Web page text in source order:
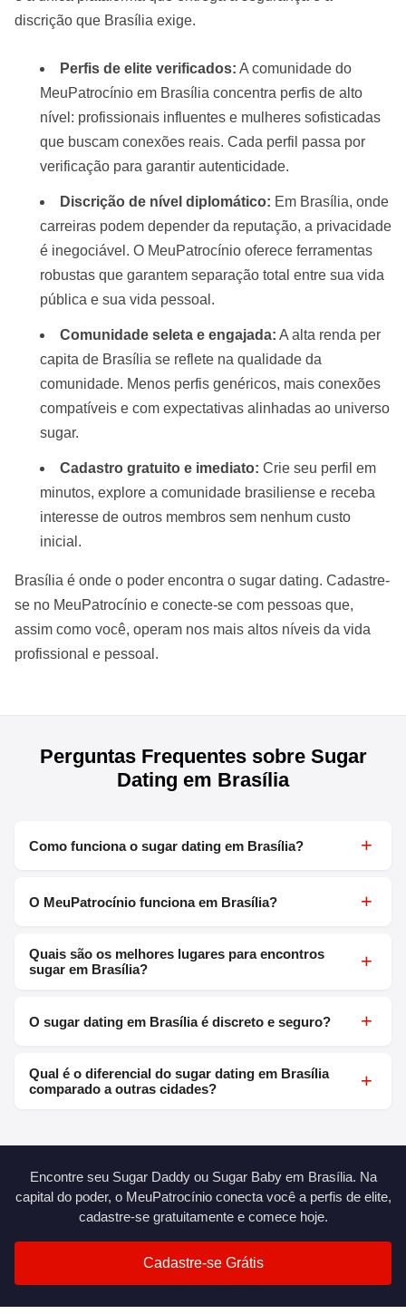
discrição que Brasília exige.
Perfis de elite verificados: A comunidade do
MeuPatrocínio em Brasília concentra perfis de alto
nível: profissionais influentes e mulheres sofisticadas
que buscam conexões reais. Cada perfil passa por
verificação para garantir autenticidade.
Discrição de nível diplomático: Em Brasília, onde
carreiras podem depender da reputação, a privacidade
é inegociável. O MeuPatrocínio oferece ferramentas
robustas que garantem separação total entre sua vida
pública e sua vida pessoal.
Comunidade seleta e engajada: A alta renda per
capita de Brasília se reflete na qualidade da
comunidade. Menos perfis genéricos, mais conexões
compatíveis e com expectativas alinhadas ao universo
sugar.
Cadastro gratuito e imediato: Crie seu perfil em
minutos, explore a comunidade brasiliense e receba
interesse de outros membros sem nenhum custo
inicial.
Brasília é onde o poder encontra o sugar dating. Cadastre-
se no MeuPatrocínio e conecte-se com pessoas que,
assim como você, operam nos mais altos níveis da vida
profissional e pessoal.
Perguntas Frequentes sobre Sugar
Dating em Brasília
Como funciona o sugar dating em Brasília? +
O MeuPatrocínio funciona em Brasília? +
Quais são os melhores lugares para encontros
sugar em Brasília?
+
O sugar dating em Brasília é discreto e seguro? +
Qual é o diferencial do sugar dating em Brasília
comparado a outras cidades?
+
Encontre seu Sugar Daddy ou Sugar Baby em Brasília. Na
capital do poder, o MeuPatrocínio conecta você a perfis de elite,
cadastre-se gratuitamente e comece hoje.
Cadastre-se Grátis